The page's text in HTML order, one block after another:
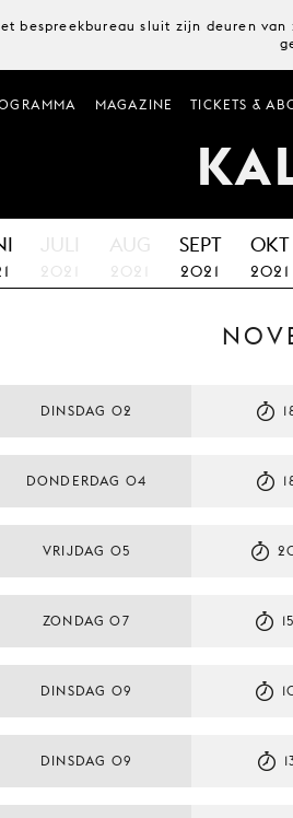
bespreekbureau sluit zijn deuren
MAGAZINE TICKETS &
JULI
2021
AUG
2021
SEPT
2021
OKT
2021
DINSDAG 02
DONDERDAG 04
VRIJDAG 05
ZONDAG 07
DINSDAG 09
DINSDAG 09